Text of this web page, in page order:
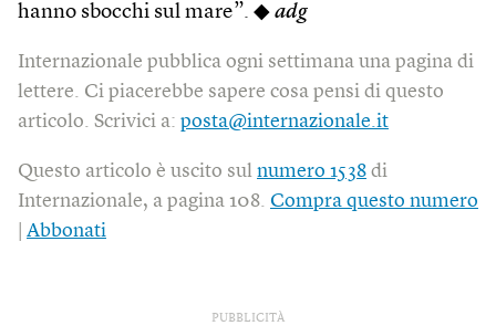
hanno sbocchi sul mare”. ◆ adg
Internazionale pubblica ogni settimana una pagina di
lettere. Ci piacerebbe sapere cosa pensi di questo
articolo. Scrivici a: posta@internazionale.it
Questo articolo è uscito sul numero 1538 di
Internazionale, a pagina 108. Compra questo numero
Abbonati
PUBBLICITÀ